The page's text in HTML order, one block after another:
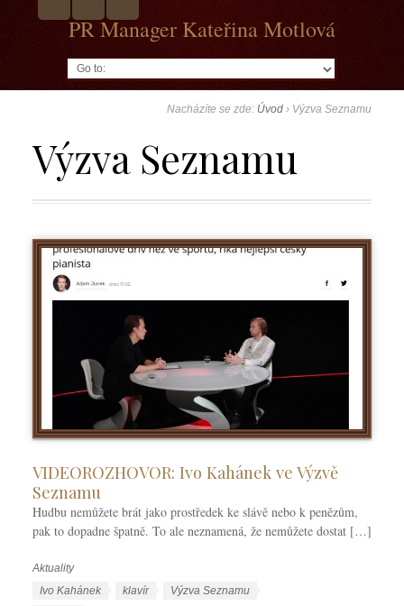
PR Manager Kateřina Motlová
Nacházíte se zde: Úvod › Výzva Seznamu
Výzva Seznamu
VIDEOROZHOVOR: Ivo Kahánek ve Výzvě
Seznamu
Hudbu nemůžete brát jako prostředek ke slávě nebo k penězům,
pak to dopadne špatně. To ale neznamená, že nemůžete dostat […]
R
Aktuality
ŠIvo Kahánek klavír Výzva Seznamu